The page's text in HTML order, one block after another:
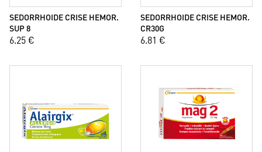
SEDORRHOIDE CRISE HEMOR.
SUP 8
6.25 €
SEDORRHOIDE CRISE HEMOR.
CR30G
6.81 €